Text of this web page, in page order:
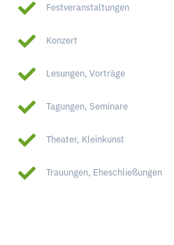
Festveranstaltungen
Konzert
Lesungen, Vorträge
Tagungen, Seminare
Theater, Kleinkunst
Trauungen, Eheschließungen